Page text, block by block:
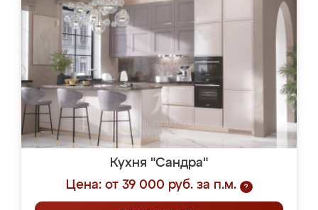
Кухня "Сандра"
Цена: от 39 000 руб. за п.м.
?